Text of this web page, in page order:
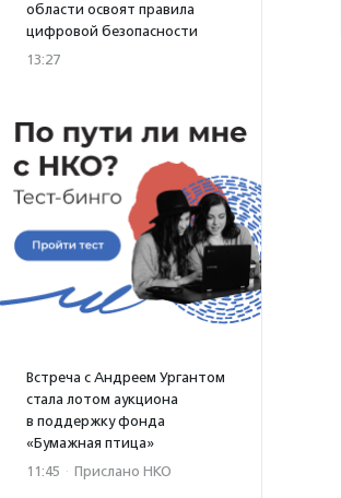
области освоят правила
цифровой безопасности
13:27
Встреча с Андреем Ургантом
стала лотом аукциона
в поддержку фонда
«Бумажная птица»
11:45 · Прислано НКО